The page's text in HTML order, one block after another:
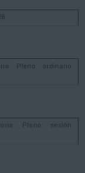
Pleno ordinario
Pleno sesión